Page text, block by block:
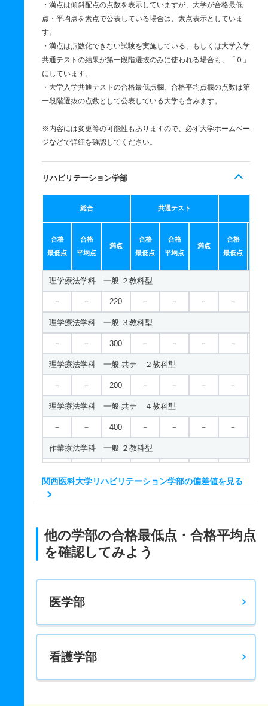
・満点は傾斜配点の点数を表示していますが、大学が合格最低
点・平均点を素点で公表している場合は、素点表示としていま
す。
・満点は点数化できない試験を実施している、もしくは大学入学
共通テストの結果が第一段階選抜のみに使われる場合も、「０」
にしています。
・大学入学共通テストの合格最低点欄、合格平均点欄の点数は第
一段階選抜の点数として公表している大学も含みます。
※内容には変更等の可能性もありますので、必ず大学ホームペー
ジなどで詳細を確認してください。
リハビリテーション学部
総合 共通テスト
合格
最低点
合格
平均点
満点
合格
最低点
合格
平均点
満点
合格
最低点
理学療法学科 一般 ２教科型
－ － 220 － － － －
理学療法学科 一般 ３教科型
－ － 300 － － － －
理学療法学科 一般 共テ ２教科型
－ － 200 － － － －
理学療法学科 一般 共テ ４教科型
－ － 400 － － － －
作業療法学科 一般 ２教科型
作業療法学科 一般 ３教科型
作業療法学科 一般 共テ ２教科型
－ － 200 －
関西医科大学リハビリテーション学部の偏差値を見る
他の学部の合格最低点・合格平均点
を確認してみよう
医学部
看護学部